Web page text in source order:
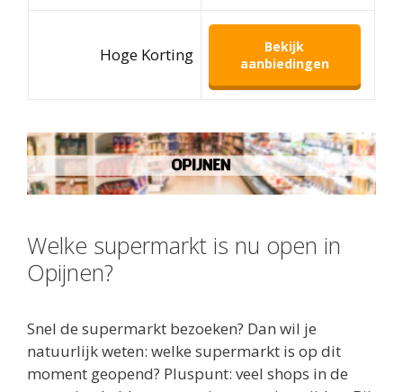
Hoge Korting
Bekijk
aanbiedingen
Welke supermarkt is nu open in
Opijnen?
Snel de supermarkt bezoeken? Dan wil je
natuurlijk weten: welke supermarkt is op dit
moment geopend? Pluspunt: veel shops in de